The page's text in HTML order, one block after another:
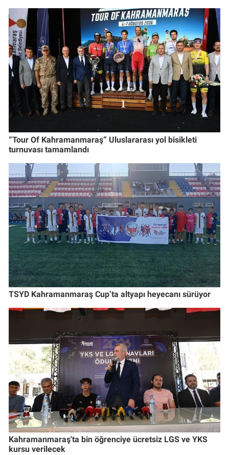
“Tour Of Kahramanmaraş” Uluslararası yol bisikleti
turnuvası tamamlandı
TSYD Kahramanmaraş Cup’ta altyapı heyecanı sürüyor
Kahramanmaraş'ta bin öğrenciye ücretsiz LGS ve YKS
kursu verilecek